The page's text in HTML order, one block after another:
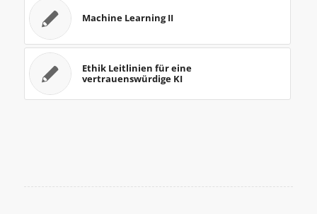
Machine Learning II
Ethik Leitlinien für eine
vertrauenswürdige KI